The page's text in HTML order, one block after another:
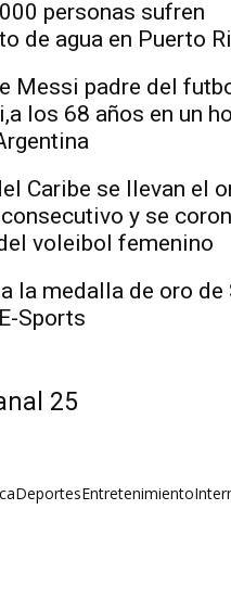
personas sufren
de agua en Puerto
Messi padre del
los 68 años en un
Caribe se llevan el
y se
voleibol femenino
la medalla de oro de
Sports
25
DeportesEntretenimiento